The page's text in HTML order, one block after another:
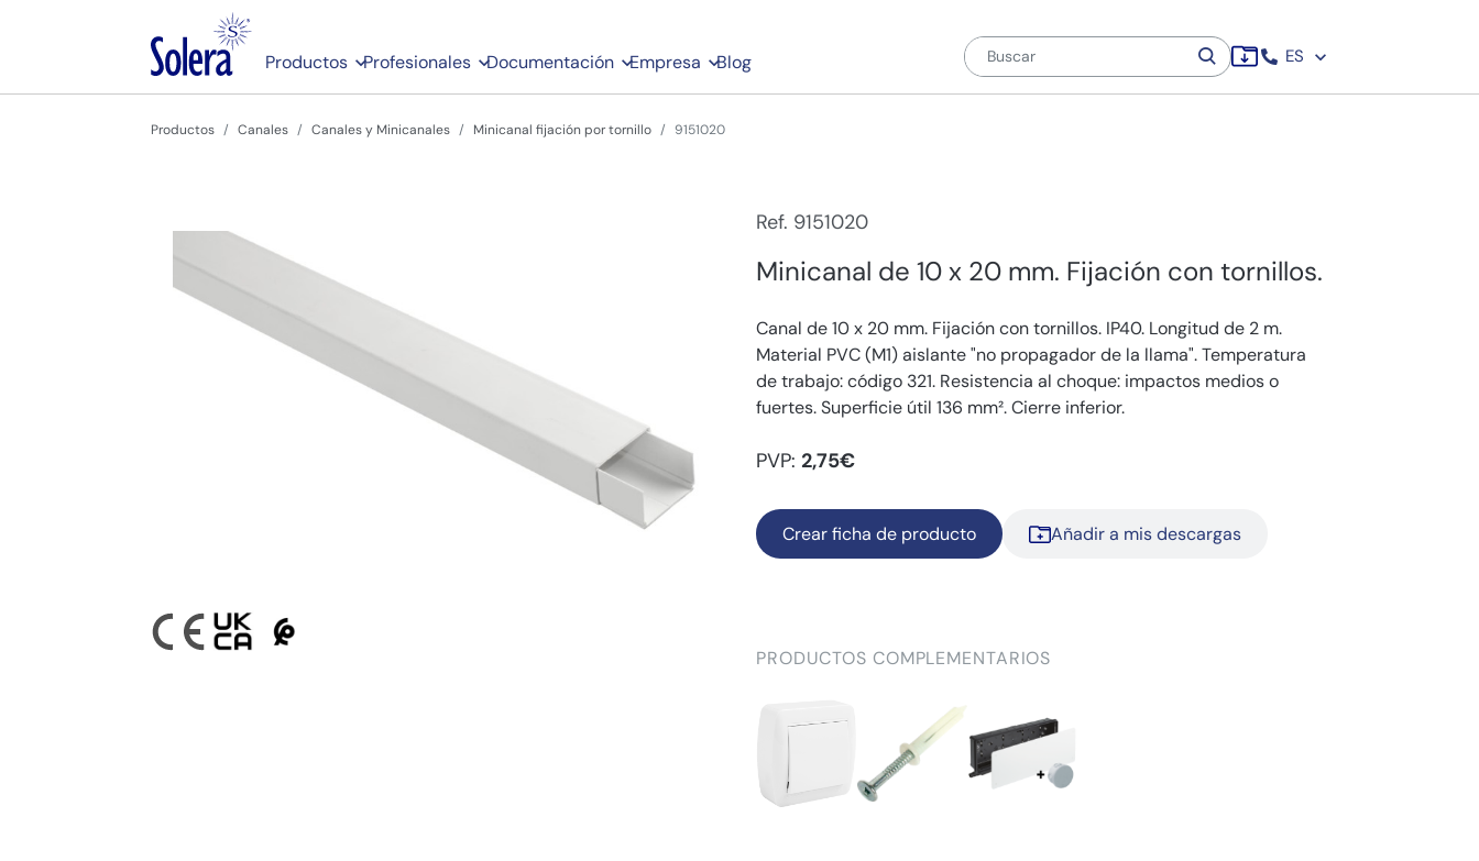
Productos Profesionales Documentación Empresa Blog ES
Productos Canales Canales y Minicanales Minicanal fijación por tornillo 9151020
Ref. 9151020
Minicanal de 10 x 20 mm. Fijación con tornillos.
Canal de 10 x 20 mm. Fijación con tornillos. IP40. Longitud de 2 m.
Material PVC (M1) aislante "no propagador de la llama". Temperatura
de trabajo: código 321. Resistencia al choque: impactos medios o
fuertes. Superficie útil 136 mm². Cierre inferior.
PVP: 2,75€
Crear ficha de producto Añadir a mis descargas
PRODUCTOS COMPLEMENTARIOS